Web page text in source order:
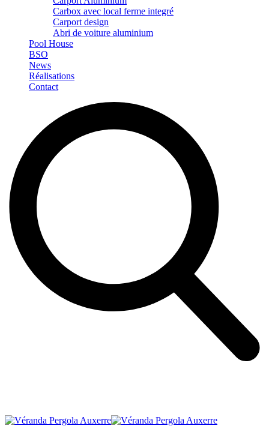
Carbox avec local ferme integré
Carport design
Abri de voiture aluminium
Pool House
BSO
News
Réalisations
Contact